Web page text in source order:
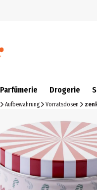
Parfümerie Drogerie
Aufbewahrung Vorratsdosen